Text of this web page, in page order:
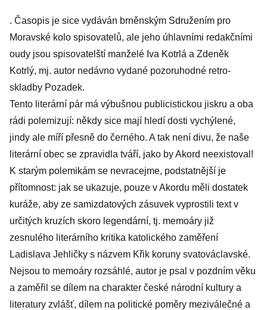
. Časopis je sice vydáván brněnským Sdružením pro
Moravské kolo spisovatelů, ale jeho úhlavními redakčními
oudy jsou spisovatelští manželé Iva Kotrlá a Zdeněk
Kotrlý, mj. autor nedávno vydané pozoruhodné retro-
skladby Pozadek.
Tento literární pár má výbušnou publicistickou jiskru a oba
rádi polemizují: někdy sice mají hledí dosti vychýlené,
jindy ale míří přesně do černého. A tak není divu, že naše
literární obec se zpravidla tváří, jako by Akord neexistoval!
K starým polemikám se nevracejme, podstatnější je
přítomnost: jak se ukazuje, pouze v Akordu měli dostatek
kuráže, aby ze samizdatových zásuvek vyprostili text v
určitých kruzích skoro legendární, tj. memoáry již
zesnulého literárního kritika katolického zaměření
Ladislava Jehličky s názvem Křik koruny svatováclavské.
Nejsou to memoáry rozsáhlé, autor je psal v pozdním věku
a zaměřil se dílem na charakter české národní kultury a
literatury zvlášť, dílem na politické poměry meziválečné a